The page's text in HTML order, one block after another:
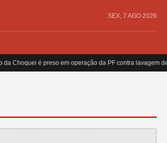
SEX, 7 AGO 2026
da Choquei é preso em operação da PF contra lavagem